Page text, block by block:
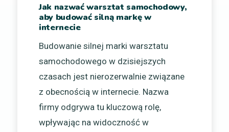
Jak nazwać warsztat samochodowy,
aby budować silną markę w
internecie
Budowanie silnej marki warsztatu
samochodowego w dzisiejszych
czasach jest nierozerwalnie związane
z obecnością w internecie. Nazwa
firmy odgrywa tu kluczową rolę,
wpływając na widoczność w